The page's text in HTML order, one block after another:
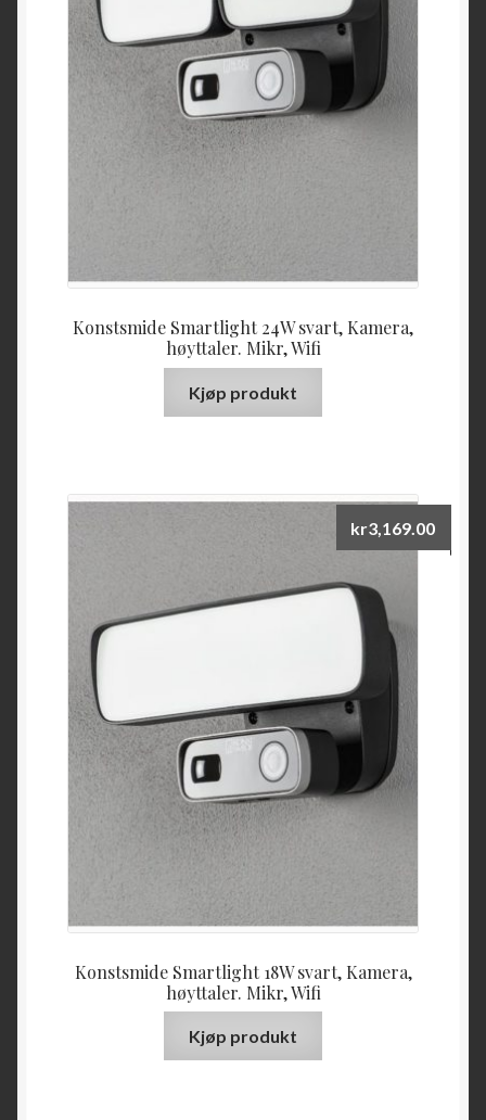
Konstsmide Smartlight 24W svart, Kamera,
høyttaler. Mikr, Wifi
Kjøp produkt
Konstsmide Smartlight 18W svart, Kamera,
høyttaler. Mikr, Wifi
kr3,169.00
Kjøp produkt